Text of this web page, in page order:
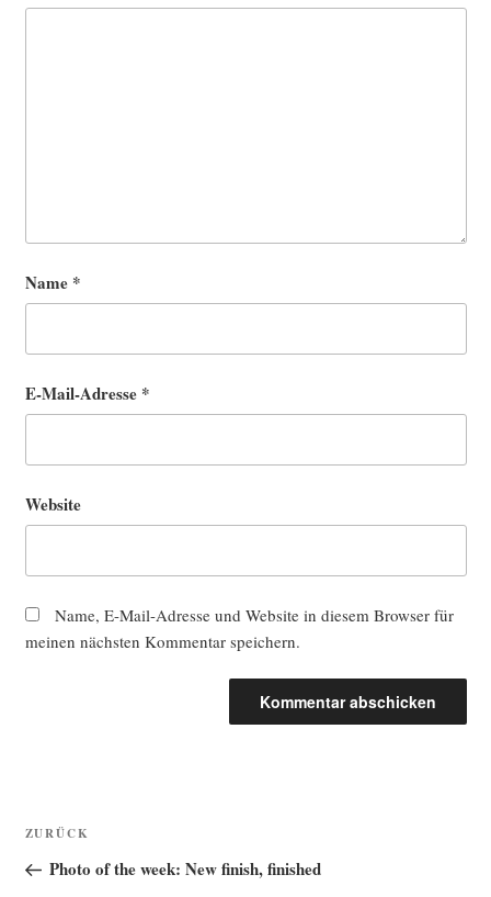
Name *
E-Mail-Adresse *
Website
Name, E-Mail-Adresse und Website in diesem Browser für
meinen nächsten Kommentar speichern.
Beitragsnavigation
Vorheriger
Beitrag
ZURÜCK
Photo of the week: New finish, finished